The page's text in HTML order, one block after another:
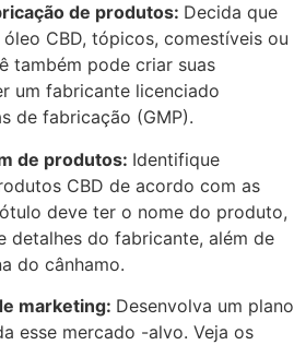
de produtos: Decida que
CBD, tópicos, comestíveis ou
também pode criar suas
um fabricante licenciado
de fabricação (GMP).
de produtos: Identifique
CBD de acordo com as
deve ter o nome do produto,
detalhes do fabricante, além de
do cânhamo.
marketing: Desenvolva um plano
esse mercado -alvo. Veja os